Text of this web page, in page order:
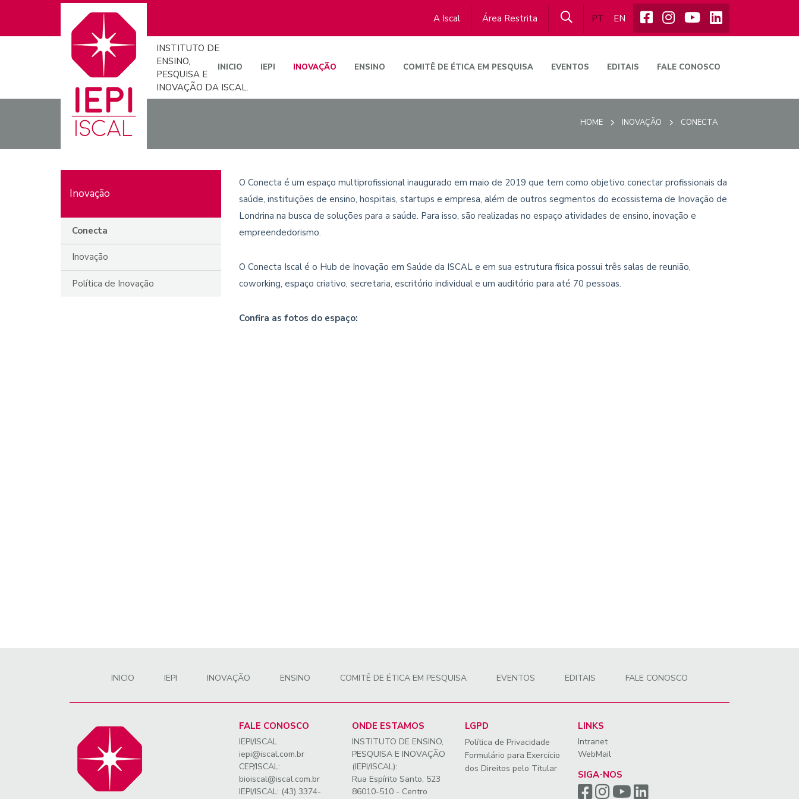
A Iscal Área Restrita PT EN
INSTITUTO DE
ENSINO,
PESQUISA E
INOVAÇÃO DA ISCAL.
INICIO IEPI INOVAÇÃO ENSINO COMITÊ DE ÉTICA EM PESQUISA EVENTOS EDITAIS FALE CONOSCO
HOME INOVAÇÃO CONECTA
Inovação
Conecta
Inovação
Política de Inovação
O Conecta é um espaço multiprofissional inaugurado em maio de 2019 que tem como objetivo conectar profissionais da
saúde, instituições de ensino, hospitais, startups e empresa, além de outros segmentos do ecossistema de Inovação de
Londrina na busca de soluções para a saúde. Para isso, são realizadas no espaço atividades de ensino, inovação e
empreendedorismo.
O Conecta Iscal é o Hub de Inovação em Saúde da ISCAL e em sua estrutura física possui três salas de reunião,
coworking, espaço criativo, secretaria, escritório individual e um auditório para até 70 pessoas.
Confira as fotos do espaço:
INICIO IEPI INOVAÇÃO ENSINO COMITÊ DE ÉTICA EM PESQUISA EVENTOS EDITAIS FALE CONOSCO
FALE CONOSCO
IEPI/ISCAL
iepi@iscal.com.br
CEP/ISCAL:
bioiscal@iscal.com.br
IEPI/ISCAL: (43) 3374-
ONDE ESTAMOS
INSTITUTO DE ENSINO,
PESQUISA E INOVAÇÃO
(IEPI/ISCAL):
Rua Espírito Santo, 523
86010-510 - Centro
LGPD
Política de Privacidade
Formulário para Exercício
dos Direitos pelo Titular
LINKS
Intranet
WebMail
SIGA-NOS